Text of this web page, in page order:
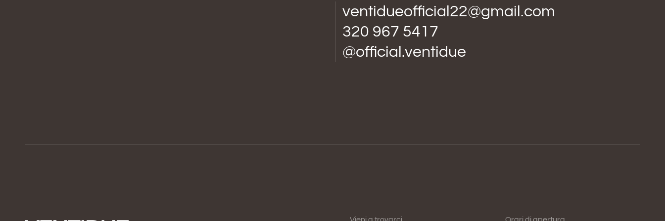
ventidueofficial22@gmail.com
320 967 5417
@official.ventidue